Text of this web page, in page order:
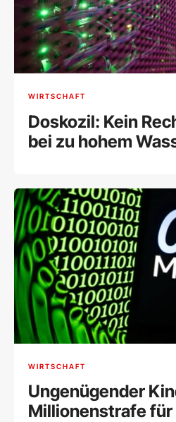
WIRTSCHAFT
Doskozil: Kein
bei zu hohem
WIRTSCHAFT
Ungenügender
Millionenstrafe für